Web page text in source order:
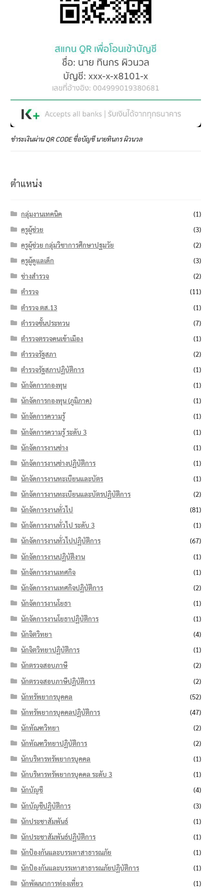
ชำระเงินผ่าน QR CODE ชื่อบัญชี นายทินกร ผิวนวล
ตำแหน่ง
กลุ่มงานเทคนิค
(1)
ครูผู้ช่วย
(3)
ครูผู้ช่วย กลุ่มวิชาการศึกษาปฐมวัย
(2)
ครูผู้ดูแลเด็ก
(3)
ช่างสำรวจ
(2)
ตำรวจ
(11)
ตำรวจ ตส.13
(1)
ตำรวจชั้นประทวน
(7)
ตำรวจตรวจคนเข้าเมือง
(1)
ตำรวจรัฐสภา
(2)
ตำรวจรัฐสภาปฏิบัติการ
(1)
นักจัดการกองทุน
(1)
นักจัดการกองทุน (ภูมิภาค)
(1)
นักจัดการความรู้
(1)
นักจัดการความรู้ ระดับ 3
(1)
นักจัดการงานช่าง
(1)
นักจัดการงานช่างปฏิบัติการ
(1)
นักจัดการงานทะเบียนและบัตร
(1)
นักจัดการงานทะเบียนและบัตรปฏิบัติการ
(2)
นักจัดการงานทั่วไป
(81)
นักจัดการงานทั่วไป ระดับ 3
(1)
นักจัดการงานทั่วไปปฏิบัติการ
(67)
นักจัดการงานปฏิบัติงาน
(1)
นักจัดการงานเทศกิจ
(1)
นักจัดการงานเทศกิจปฏิบัติการ
(2)
นักจัดการงานโยธา
(1)
นักจัดการงานโยธาปฏิบัติการ
(1)
นักจิตวิทยา
(4)
นักจิตวิทยาปฏิบัติการ
(1)
นักตรวจสอบภาษี
(2)
นักตรวจสอบภาษีปฏิบัติการ
(2)
นักทรัพยากรบุคคล
(52)
นักทรัพยากรบุคคลปฏิบัติการ
(47)
นักทัณฑวิทยา
(2)
นักทัณฑวิทยาปฏิบัติการ
(2)
นักบริหารทรัพยากรบุคคล
(1)
นักบริหารทรัพยากรบุคคล ระดับ 3
(1)
นักบัญชี
(4)
นักบัญชีปฏิบัติการ
(3)
นักประชาสัมพันธ์
(1)
นักประชาสัมพันธ์ปฏิบัติการ
(1)
นักป้องกันและบรรเทาสาธารณภัย
(1)
นักป้องกันและบรรเทาสาธารณภัยปฏิบัติการ
(1)
นักพัฒนาการท่องเที่ยว
(1)